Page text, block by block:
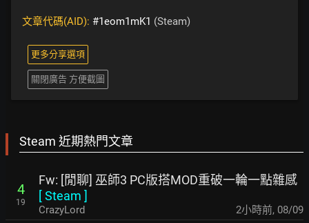
文章代碼(AID): #1eom1mK1 (Steam)
更多分享選項
關閉廣告 方便截圖
Steam 近期熱門文章
4
19
Fw: [閒聊] 巫師3 PC版搭MOD重破一輪一點雜感
[Steam ]
CrazyLord 2小時前, 08/09